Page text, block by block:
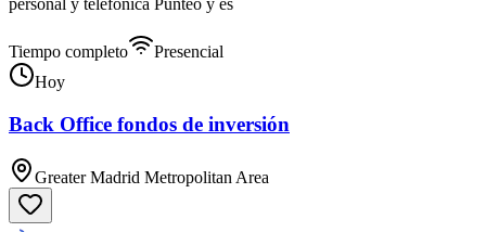
personal y telefónica Punteo y es
Tiempo completo
Presencial
Hoy
Back Office fondos de inversión
Greater Madrid Metropolitan Area